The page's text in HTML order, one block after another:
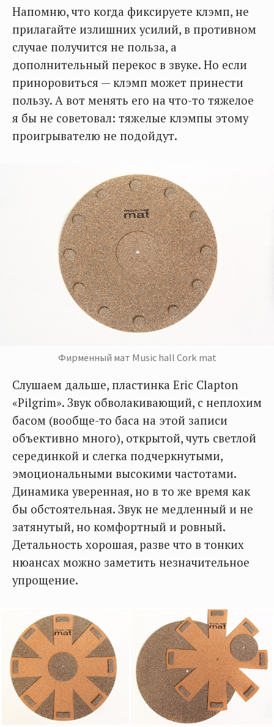
Напомню, что когда фиксируете клэмп, не
прилагайте излишних усилий, в противном
случае получится не польза, а
дополнительный перекос в звуке. Но если
приноровиться — клэмп может принести
пользу. А вот менять его на что-то тяжелое
я бы не советовал: тяжелые клэмпы этому
проигрывателю не подойдут.
Фирменный мат Music hall Cork mat
Слушаем дальше, пластинка Eric Clapton
«Pilgrim». Звук обволакивающий, с неплохим
басом (вообще-то баса на этой записи
объективно много), открытой, чуть светлой
серединкой и слегка подчеркнутыми,
эмоциональными высокими частотами.
Динамика уверенная, но в то же время как
бы обстоятельная. Звук не медленный и не
затянутый, но комфортный и ровный.
Детальность хорошая, разве что в тонких
нюансах можно заметить незначительное
упрощение.